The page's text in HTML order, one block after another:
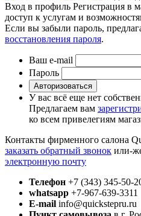
Вход в профиль Регистрация в
доступ к услугам и
Если вы забыли пароль,
восстановления пароля.
Ваш e-mail
Пароль
Авторизоваться
У вас всё еще нет
Предлагаем вам
ко всем привелегиям
Контакты фирменного салона
заказать обратный звонок или-
электронную почту
Телефон +7 (343) 345-50-
whatsapp +7-967-639-3311
E-mail info@quickstepru.ru